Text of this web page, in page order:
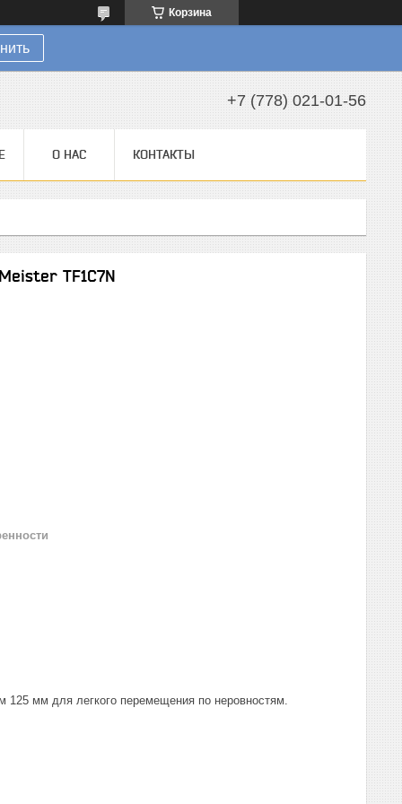
Корзина
+7 (778) 021-01-56
О НАС КОНТАКТЫ
TF1C7N
мм для легкого перемещения по неровностям.